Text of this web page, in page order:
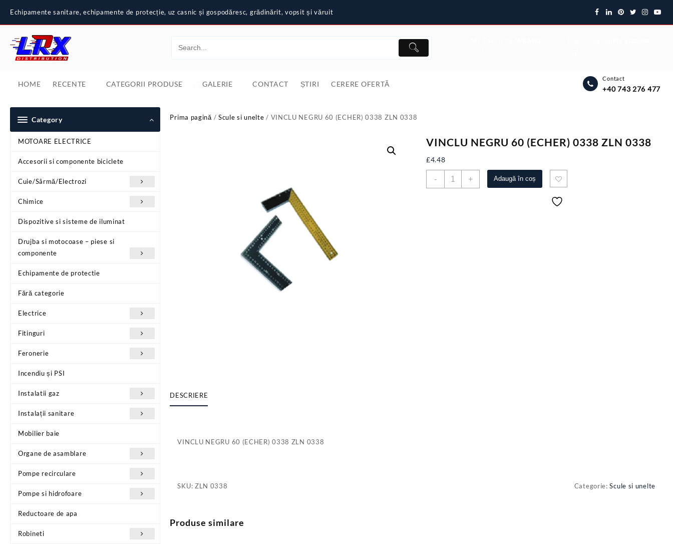
content
Echipamente sanitare, echipamente de protecție, uz casnic și gospodăresc, grădinărit, vopsit și văruit
HOME RECENTE CATEGORII PRODUSE GALERIE CONTACT ȘTIRI CERERE OFERTĂ
Contact
+40 743 276 477
Category
MOTOARE ELECTRICE
Accesorii si componente biciclete
Cuie/Sârmă/Electrozi
Chimice
Dispozitive si sisteme de iluminat
Drujba si motocoase – piese si
componente
Echipamente de protectie
Fără categorie
Electrice
Fitinguri
Feronerie
Incendiu și PSI
Instalatii gaz
Instalații sanitare
Mobilier baie
Organe de asamblare
Pompe recirculare
Pompe si hidrofoare
Reductoare de apa
Robineti
Prima pagină / Scule si unelte / VINCLU NEGRU 60 (ECHER) 0338 ZLN 0338
VINCLU NEGRU 60 (ECHER) 0338 ZLN 0338
£4.48
-
Cantitate+ Adaugă în coș
DESCRIERE
VINCLU NEGRU 60 (ECHER) 0338 ZLN 0338
SKU: ZLN 0338 Categorie:Scule si unelte
Produse similare